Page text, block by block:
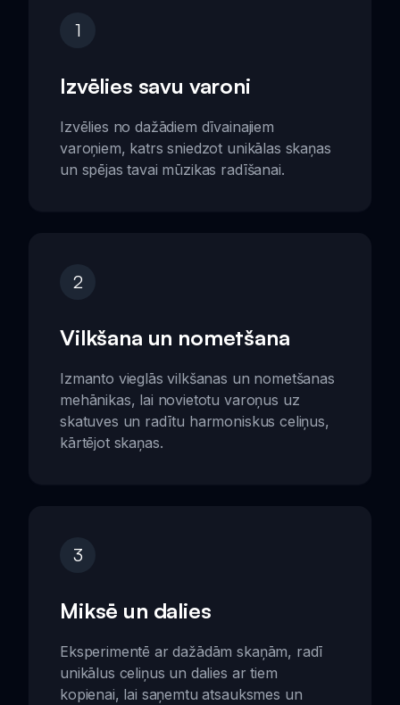
1
Izvēlies savu varoni
Izvēlies no dažādiem dīvainajiem
varoņiem, katrs sniedzot unikālas skaņas
un spējas tavai mūzikas radīšanai.
2
Vilkšana un nometšana
Izmanto vieglās vilkšanas un nometšanas
mehānikas, lai novietotu varoņus uz
skatuves un radītu harmoniskus celiņus,
kārtējot skaņas.
3
Miksē un dalies
Eksperimentē ar dažādām skaņām, radī
unikālus celiņus un dalies ar tiem
kopienai, lai saņemtu atsauksmes un